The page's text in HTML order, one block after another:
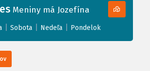
Meniny má Jozefína
Sobota Nedeľa Pondelok